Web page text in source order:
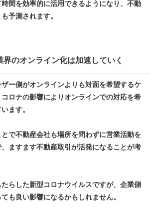
間を効率的に活用できるようになり、不動
予測されます。
界のオンライン化は加速していく
ー側がオンラインよりも対面を希望するケ
ロナの影響によりオンラインでの対応を希
ます。
で不動産会社も場所を問わずに営業活動を
ますます不動産取引が活発になることが考
らした新型コロナウイルスですが、企業側
も良い影響になるかもしれません。